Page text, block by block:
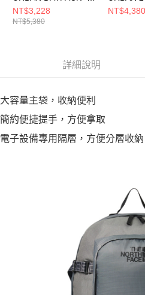
AP 男女 後背包
NF0A8DJJKX7
NT$3,228
NT$5,380
NT$4,380
詳細說明
大容量主袋，收納便利
簡約便捷提手，方便拿取
電子設備專用隔層，方便分層收納